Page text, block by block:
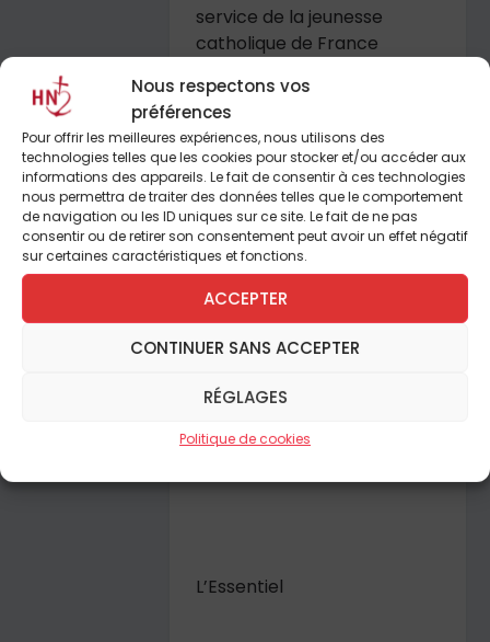
Nous respectons vos
préférences
Pour offrir les meilleures expériences, nous utilisons des
technologies telles que les cookies pour stocker et/ou accéder aux
informations des appareils. Le fait de consentir à ces technologies
nous permettra de traiter des données telles que le comportement
de navigation ou les ID uniques sur ce site. Le fait de ne pas
consentir ou de retirer son consentement peut avoir un effet négatif
sur certaines caractéristiques et fonctions.
ACCEPTER
CONTINUER SANS ACCEPTER
RÉGLAGES
Politique de cookies
service de la jeunesse
catholique de France
Fidèle à la « nouvelle
évangélisation » souhaitée
par Jean-Paul II,
l’association « Missio » est
avant tout un mouvement
de formation de jeunes
catholiques destinés à être
envoyés en mission dans le
monde.
Entretien avec Henri
« Missio »
L’Essentiel